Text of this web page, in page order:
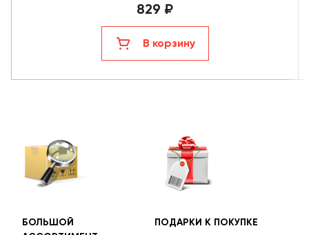
829 ₽
В корзину
БОЛЬШОЙ
ПОДАРКИ К ПОКУПКЕ